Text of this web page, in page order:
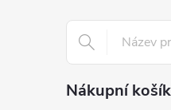
Nákupní košík